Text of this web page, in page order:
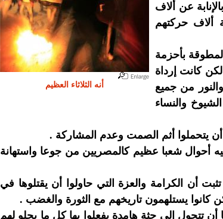
أنه الثلاثاء العظيم
الآلاف بالإنابة عن ألاف
ألاف حركتهم
بأحزمة
كانت إرداة
من جميع
والنساء
يتحملوا أثم الصمت وعدم المشاركة .
أحوال شعبا عظيم كالمصريين من جوعا واستهانة
أن الكرامة والعزة التي حاولوا أن يقتلوها في
كانوا يستلهمون تاريخهم مع الثورة والغضب .
تتحول إلي جثة هامدة يفعلوا بها كل ما يحلو لهم